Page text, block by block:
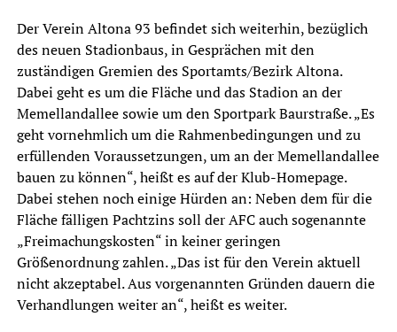
Der Verein Altona 93 befindet sich weiterhin, bezüglich
des neuen Stadionbaus, in Gesprächen mit den
zuständigen Gremien des Sportamts/Bezirk Altona.
Dabei geht es um die Fläche und das Stadion an der
Memellandallee sowie um den Sportpark Baurstraße. „Es
geht vornehmlich um die Rahmenbedingungen und zu
erfüllenden Voraussetzungen, um an der Memellandallee
bauen zu können“, heißt es auf der Klub-Homepage.
Dabei stehen noch einige Hürden an: Neben dem für die
Fläche fälligen Pachtzins soll der AFC auch sogenannte
„Freimachungskosten“ in keiner geringen
Größenordnung zahlen. „Das ist für den Verein aktuell
nicht akzeptabel. Aus vorgenannten Gründen dauern die
Verhandlungen weiter an“, heißt es weiter.